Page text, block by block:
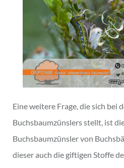
Eine weitere Frage, die sich bei
Buchsbaumzünslers stellt, ist
Buchsbaumzünsler von
dieser auch die giftigen Stoffe